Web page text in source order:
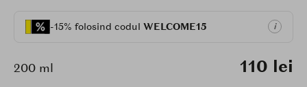
-15% folosind codul WELCOME15 i
200 ml 110 lei